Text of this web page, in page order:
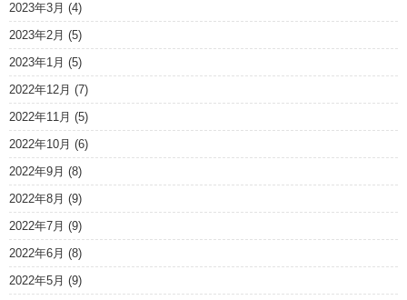
2023年3月 (4)
2023年2月 (5)
2023年1月 (5)
2022年12月 (7)
2022年11月 (5)
2022年10月 (6)
2022年9月 (8)
2022年8月 (9)
2022年7月 (9)
2022年6月 (8)
2022年5月 (9)